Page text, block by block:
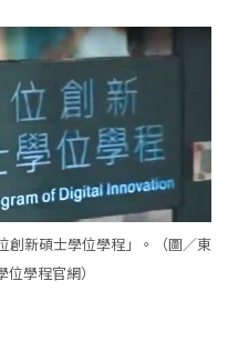
創新碩士學位學程」。（圖／東
學程官網）